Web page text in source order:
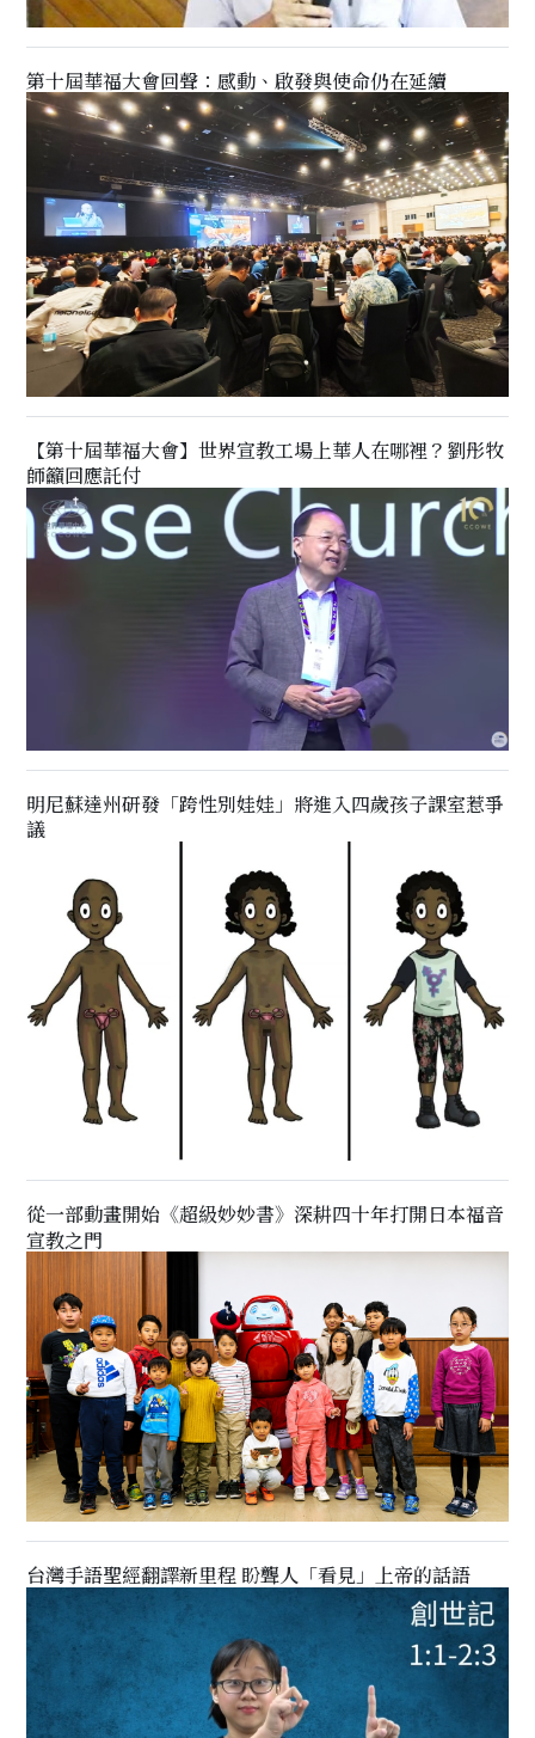
第十屆華福大會回聲：感動、啟發與使命仍在延續
【第十屆華福大會】世界宣教工場上華人在哪裡？劉彤牧
師籲回應託付
明尼蘇達州研發「跨性別娃娃」將進入四歲孩子課室惹爭
議
從一部動畫開始《超級妙妙書》深耕四十年打開日本福音
宣教之門
台灣手語聖經翻譯新里程 盼聾人「看見」上帝的話語